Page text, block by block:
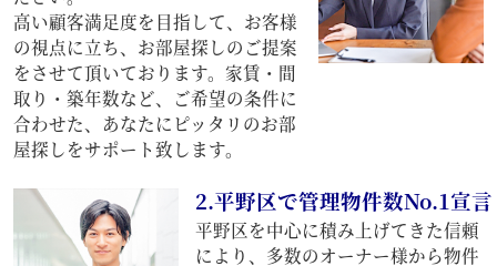
高い顧客満足度を目指して、お客様
の視点に立ち、お部屋探しのご提案
をさせて頂いております。家賃・間
取り・築年数など、ご希望の条件に
合わせた、あなたにピッタリのお部
屋探しをサポート致します。
2.平野区で管理物件数No.1宣言
平野区を中心に積み上げてきた信頼
により、多数のオーナー様から物件